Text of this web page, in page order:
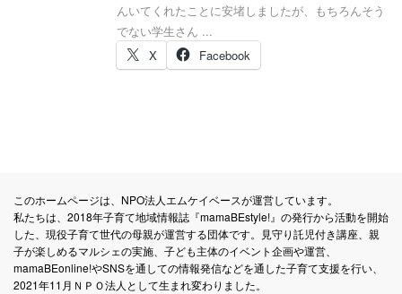
んいてくれたことに安堵しましたが、もちろんそう
でない学生さん ...
X
Facebook
このホームページは、NPO法人エムケイベースが運営しています。
私たちは、2018年子育て地域情報誌『mamaBEstyle!』の発行から活動を開始
した、現役子育て世代の母親が運営する団体です。見守り託児付き講座、親
子が楽しめるマルシェの実施、子ども主体のイベント企画や運営、
mamaBEonline!やSNSを通しての情報発信などを通した子育て支援を行い、
2021年11月ＮＰＯ法人として生まれ変わりました。